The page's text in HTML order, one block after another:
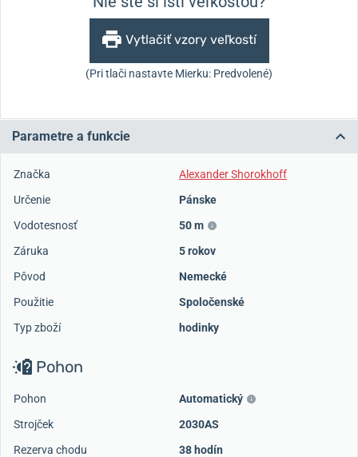
Vytlačiť vzory veľkostí
(Pri tlači nastavte Mierku: Predvolené)
Parametre a funkcie
Značka
Alexander Shorokhoff
Určenie
Pánske
Vodotesnosť
50 m
Záruka
5 rokov
Pôvod
Nemecké
Použitie
Spoločenské
Typ zboží
hodinky
Pohon
Pohon
Automatický
Strojček
2030AS
Rezerva chodu
38 hodín